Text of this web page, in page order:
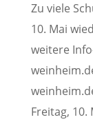
Zu viele
10. Mai
weitere
Freitag, 10.